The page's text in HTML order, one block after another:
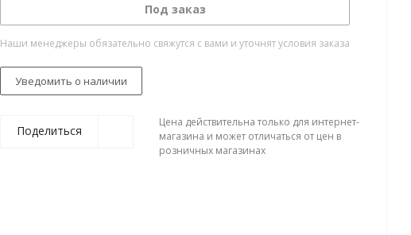
Под заказ
Наши менеджеры обязательно свяжутся с вами и уточнят условия заказа
Уведомить о наличии
Поделиться
Цена действительна только для интернет-
магазина и может отличаться от цен в
розничных магазинах